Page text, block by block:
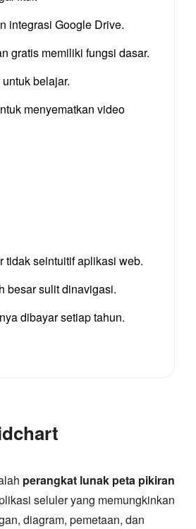
integrasi Google Drive.
gratis memiliki fungsi dasar.
belajar.
menyematkan video
tidak seintuitif aplikasi web.
besar sulit dinavigasi.
dibayar setiap tahun.
perangkat lunak peta pikiran
seluler yang memungkinkan
diagram, pemetaan, dan